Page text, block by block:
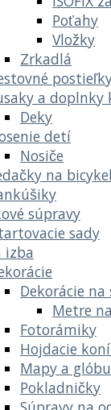
Poťahy
Vložky
Zrkadlá
a doplnky
Deky
detí
Nosiče
na bicykel
súpravy
sady
izba
Dekorácie na
Metre
Fotorámiky
Hojdacie
Mapy a
Pokladničky